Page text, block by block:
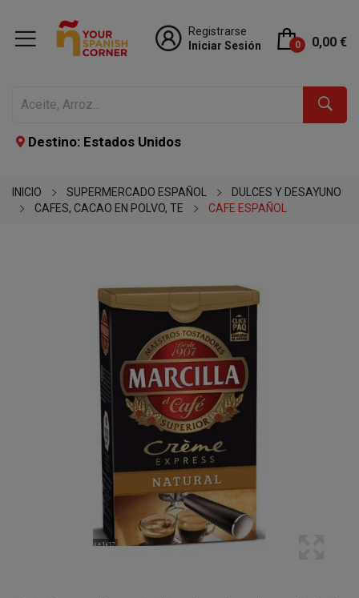
Registrarse
Iniciar Sesión
0 0,00 €
Destino: Estados Unidos
INICIO SUPERMERCADO ESPAÑOL
DULCES Y DESAYUNO
CAFES, CACAO EN POLVO, TE
CAFE ESPAÑOL